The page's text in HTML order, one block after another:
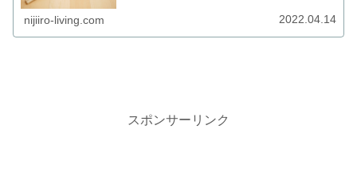
nijiiro-living.com 2022.04.14
スポンサーリンク